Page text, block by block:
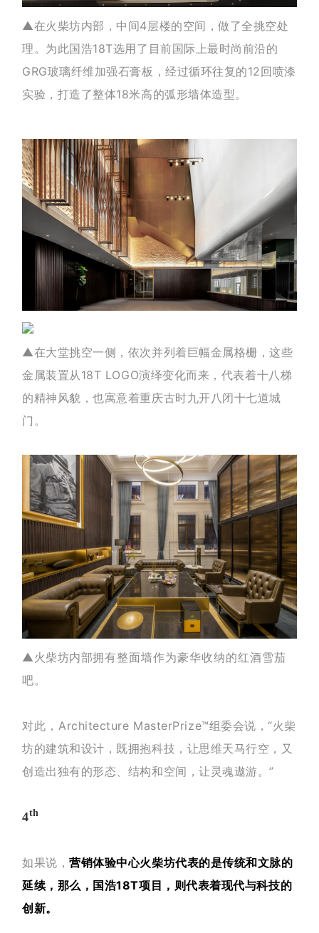
▲在火柴坊内部，中间4层楼的空间，做了全挑空处
理。为此国浩18T选用了目前国际上最时尚前沿的
GRG玻璃纤维加强石膏板，经过循环往复的12回喷漆
实验， 打造了整体18米高的弧形墙体造型。
▲在大堂挑空一侧，依次并列着巨幅金属格栅，这些
金属装置从18T LOGO演绎变化而来，代表着十八梯
的精神风貌，也寓意着重庆古时九开八闭十七道城
门。
▲火柴坊内部拥有整面墙作为豪华收纳的红酒雪茄
吧。
对此， Architecture MasterPrize™组委会说，“火柴
坊的建筑和设计，既拥抱科技，让思维天马行空，又
创造出独有的形态、结构和空间，让灵魂遨游。”
4th
如果说，营销体验中心火柴坊代表的是传统和文脉的
延续，那么，国浩18T项目，则代表着现代与科技的
创新。